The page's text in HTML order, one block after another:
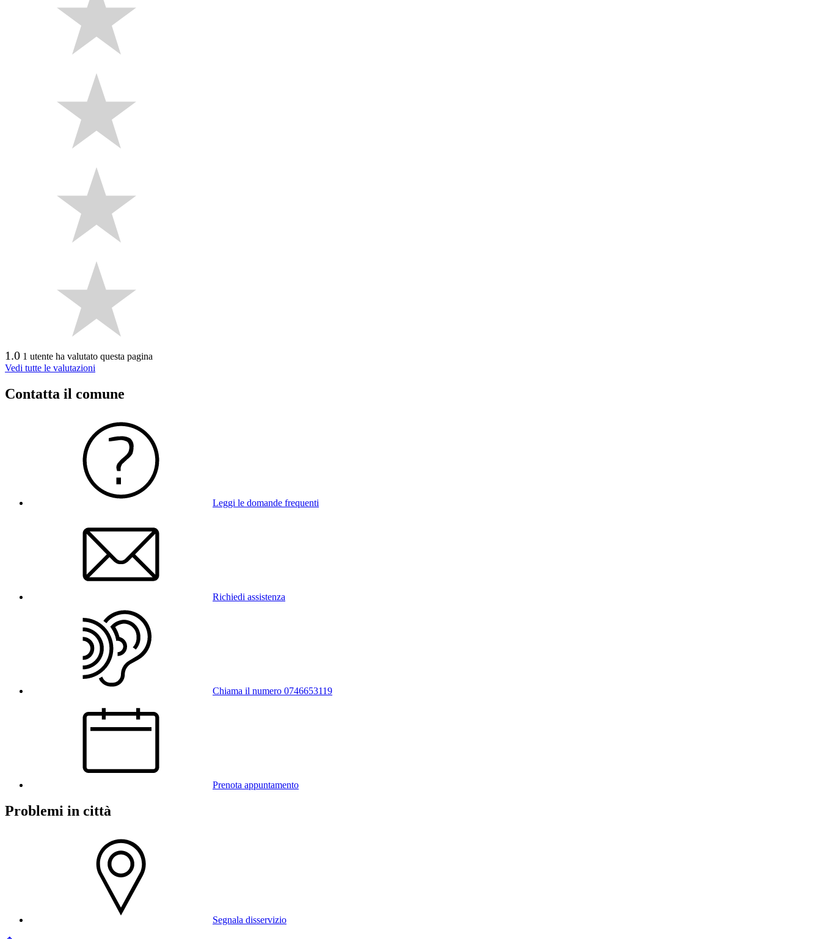
1.0 1 utente ha valutato questa pagina
Vedi tutte le valutazioni
Contatta il comune
Leggi le domande frequenti
Richiedi assistenza
Chiama il numero 0746653119
Prenota appuntamento
Problemi in città
Segnala disservizio